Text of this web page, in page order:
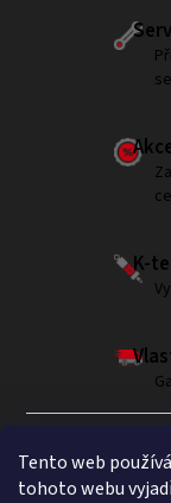
Tento web
tohoto webu
K-